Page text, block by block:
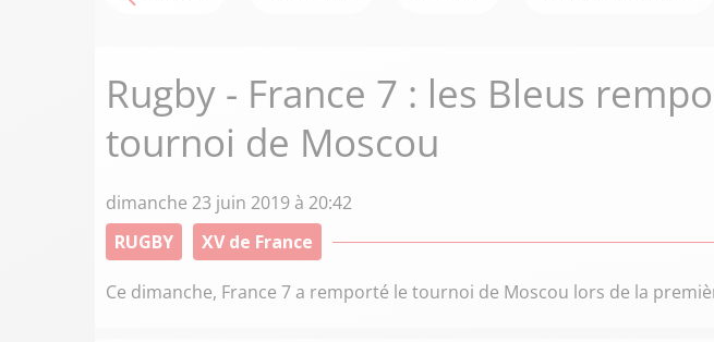
Rugby - France 7 : les Bleus
tournoi de Moscou
dimanche 23 juin 2019 à 20:42
RUGBY
XV de France
Ce dimanche, France 7 a remporté le tournoi de Moscou lors de la